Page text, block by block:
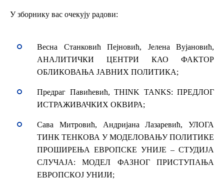
У зборнику вас очекују радови:
Весна Станковић Пејновић, Јелена Вујановић,
АНАЛИТИЧКИ ЦЕНТРИ КАО ФАКТОР
ОБЛИКОВАЊА ЈАВНИХ ПОЛИТИКА;
Предраг Павићевић, THINK TANKS: ПРЕДЛОГ
ИСТРАЖИВАЧКИХ ОКВИРА;
Сава Митровић, Андријана Лазаревић, УЛОГА
ТИНК ТЕНКОВА У МОДЕЛОВАЊУ ПОЛИТИКЕ
ПРОШИРЕЊА ЕВРОПСКE УНИЈE – СТУДИЈА
СЛУЧАЈА: МОДЕЛ ФАЗНОГ ПРИСТУПАЊА
ЕВРОПСКОЈ УНИЈИ;